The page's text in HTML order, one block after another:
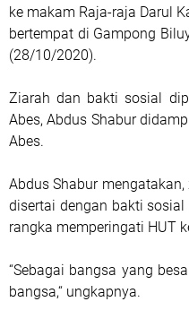
ke makam Raja-raja Darul
bertempat di Gampong
(28/10/2020).
Ziarah dan bakti sosial
Abes, Abdus Shabur
Abes.
Abdus Shabur
disertai dengan bakti sosial
rangka memperingati HUT
“Sebagai bangsa yang
bangsa,“ ungkapnya.